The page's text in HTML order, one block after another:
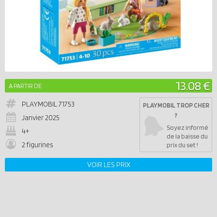
A PARTIR DE 13.08 €
PLAYMOBIL71753
Janvier 2025
4+
2 figurines
PLAYMOBIL TROP CHER
?
Soyez informé
de la baisse du
prix du set !
VOIR LES PRIX